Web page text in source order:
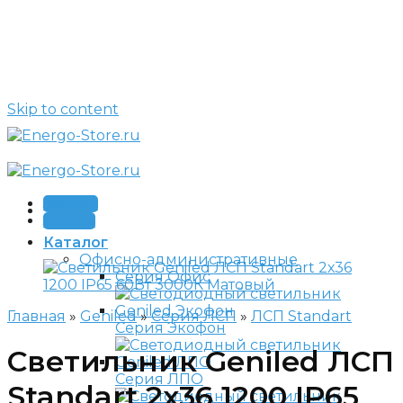
Skip to content
Каталог
Офисно-административные
Серия Офис
Серия Экофон
Серия ЛПО
Звонок
Заявка
Главная » Geniled»Серия ЛСП » ЛСП Standart
Светильник Geniled ЛСП